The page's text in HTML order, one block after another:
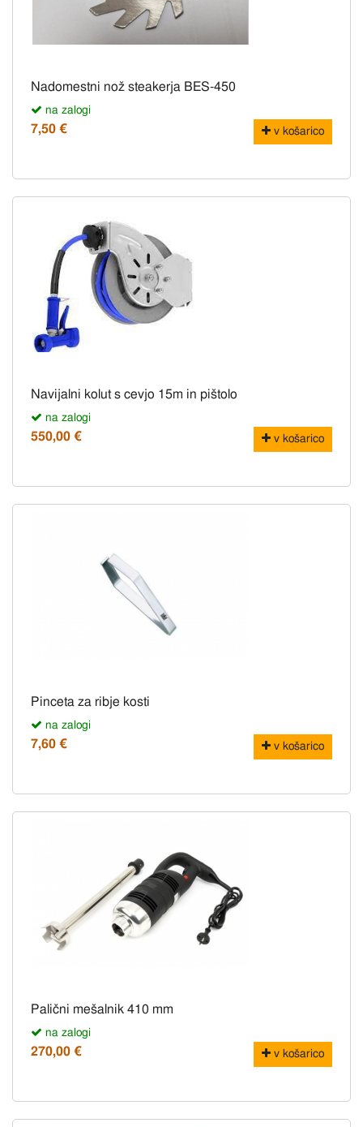
Nadomestni nož steakerja BES-450
na zalogi
7,50 € v košarico
Navijalni kolut s cevjo 15m in pištolo
na zalogi
550,00 € v košarico
Pinceta za ribje kosti
na zalogi
7,60 € v košarico
Palični mešalnik 410 mm
na zalogi
270,00 € v košarico